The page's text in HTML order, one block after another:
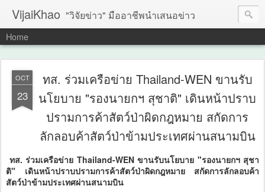
VijaiKhao "วิจัยข่าว" มืออาชีพนำเสนอข่าว
Home
OCT
23
ทส. ร่วมเครือข่าย Thailand-WEN ขานรับ
นโยบาย "รองนายกฯ สุชาติ" เดินหน้าปราบ
ปรามการค้าสัตว์ป่าผิดกฎหมาย สกัดการ
ลักลอบค้าสัตว์ป่า​ข้ามประเทศ​ผ่านสนามบิน
ทส. ร่วมเครือข่าย Thailand-WEN ขานรับนโยบาย "รองนายกฯ สุชา
ติ" เดินหน้าปราบปรามการค้าสัตว์ป่าผิดกฎหมาย สกัดการลักลอบค้า
สัตว์ป่า​ข้ามประเทศ​ผ่านสนามบิน